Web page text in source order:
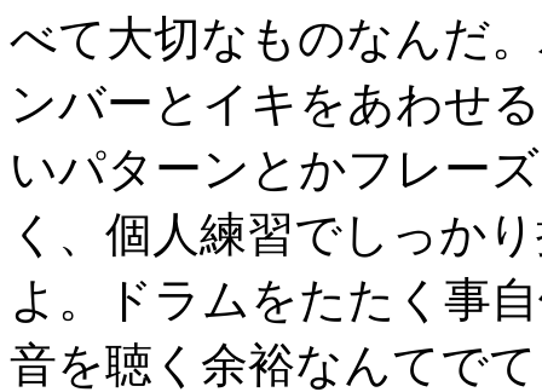
べて大切なものなんだ
ンバーとイキをあわせ
いパターンとかフレー
く、個人練習でしっか
よ。ドラムをたたく事
音を聴く余裕なんてで